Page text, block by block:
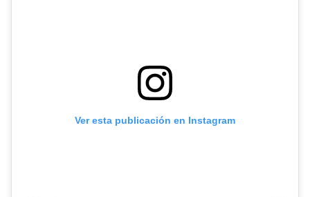
Ver esta publicación en Instagram